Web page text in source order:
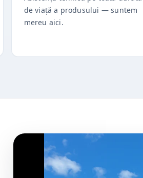
de viață a produsului — suntem
mereu aici.